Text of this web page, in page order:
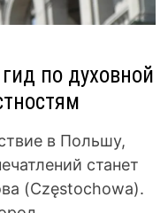
по духовной
в Польшу,
станет
(Częstochowa).